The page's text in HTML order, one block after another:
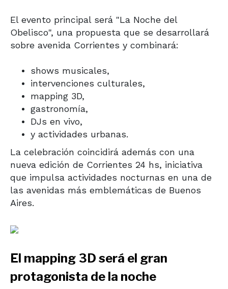
El evento principal será "La Noche del
Obelisco", una propuesta que se desarrollará
sobre avenida Corrientes y combinará:
shows musicales,
intervenciones culturales,
mapping 3D,
gastronomía,
DJs en vivo,
y actividades urbanas.
La celebración coincidirá además con una
nueva edición de Corrientes 24 hs, iniciativa
que impulsa actividades nocturnas en una de
las avenidas más emblemáticas de Buenos
Aires.
El mapping 3D será el gran
protagonista de la noche